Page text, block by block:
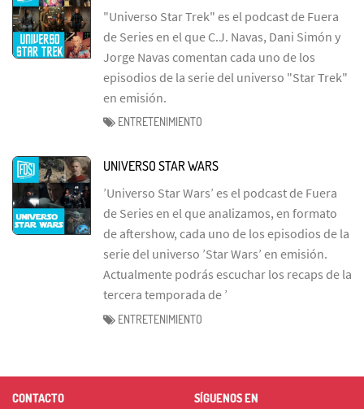
"Universo Star Trek" es el podcast de Fuera
de Series en el que C.J. Navas, Dani Simón y
Jorge Navas comentan cada uno de los
episodios de la serie del universo "Star Trek"
en emisión.
ENTRETENIMIENTO
UNIVERSO STAR WARS
’Universo Star Wars’ es el podcast de Fuera
de Series en el que analizamos, en formato
de aftershow, cada uno de los episodios de la
serie del universo ’Star Wars’ en emisión.
Actualmente podrás escuchar los recaps de la
tercera temporada de ’
ENTRETENIMIENTO
CONTACTO SÍGUENOS EN